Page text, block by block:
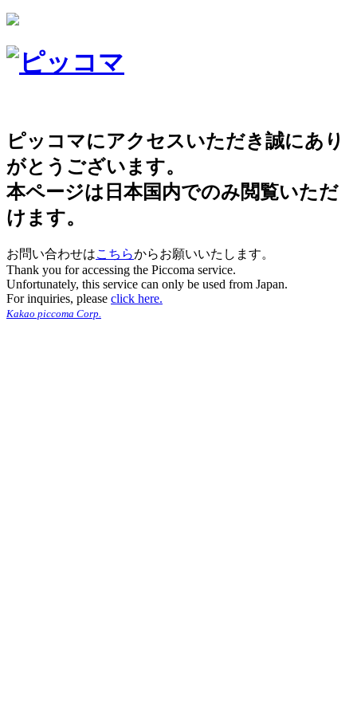
ピッコマにアクセスいただき誠にあり
がとうございます。
本ページは日本国内でのみ閲覧いただ
けます。
お問い合わせはこちらからお願いいたします。
Thank you for accessing the Piccoma service.
Unfortunately, this service can only be used from Japan.
For inquiries, please click here.
Kakao piccoma Corp.